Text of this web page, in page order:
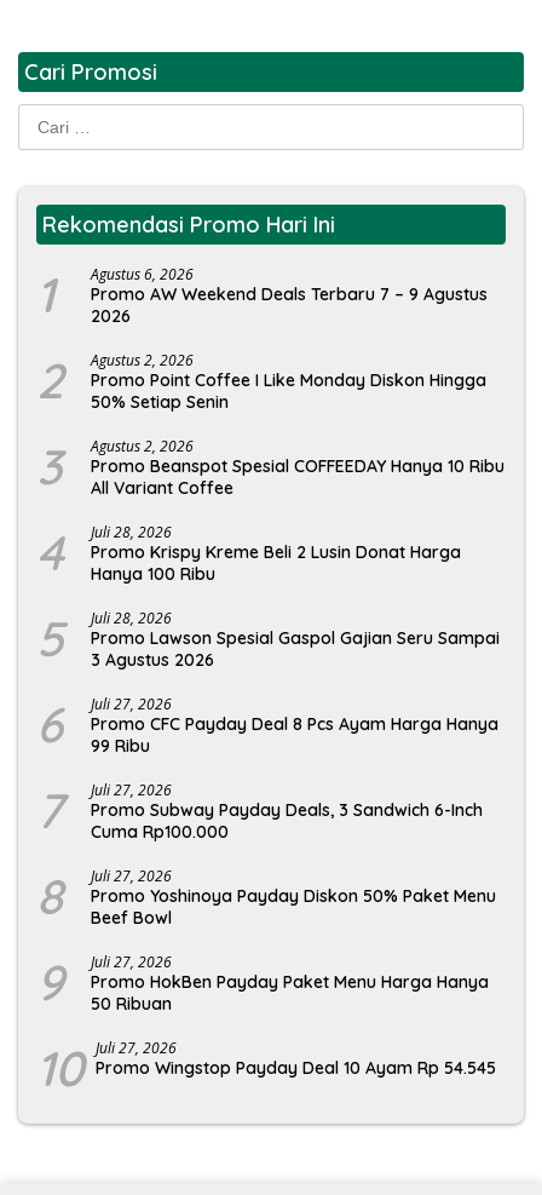
Cari Promosi
Cari
untuk:
Rekomendasi Promo Hari Ini
1 Agustus 6, 2026
Promo AW Weekend Deals Terbaru 7 – 9 Agustus
2026
2 Agustus 2, 2026
Promo Point Coffee I Like Monday Diskon Hingga
50% Setiap Senin
3 Agustus 2, 2026
Promo Beanspot Spesial COFFEEDAY Hanya 10 Ribu
All Variant Coffee
4 Juli 28, 2026
Promo Krispy Kreme Beli 2 Lusin Donat Harga
Hanya 100 Ribu
5 Juli 28, 2026
Promo Lawson Spesial Gaspol Gajian Seru Sampai
3 Agustus 2026
6 Juli 27, 2026
Promo CFC Payday Deal 8 Pcs Ayam Harga Hanya
99 Ribu
7 Juli 27, 2026
Promo Subway Payday Deals, 3 Sandwich 6-Inch
Cuma Rp100.000
8 Juli 27, 2026
Promo Yoshinoya Payday Diskon 50% Paket Menu
Beef Bowl
9 Juli 27, 2026
Promo HokBen Payday Paket Menu Harga Hanya
50 Ribuan
10 Juli 27, 2026
Promo Wingstop Payday Deal 10 Ayam Rp 54.545